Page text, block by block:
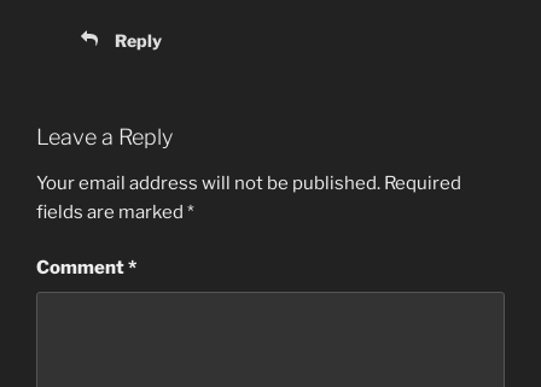
Reply
Leave a Reply
Your email address will not be published. Required
fields are marked *
Comment*